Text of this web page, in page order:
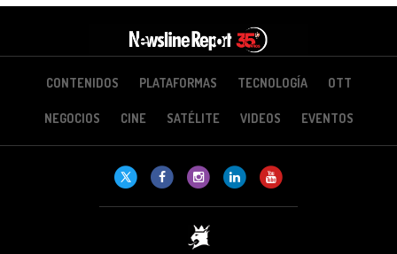
CONTENIDOS PLATAFORMAS TECNOLOGÍA OTT
NEGOCIOS CINE SATÉLITE VIDEOS EVENTOS